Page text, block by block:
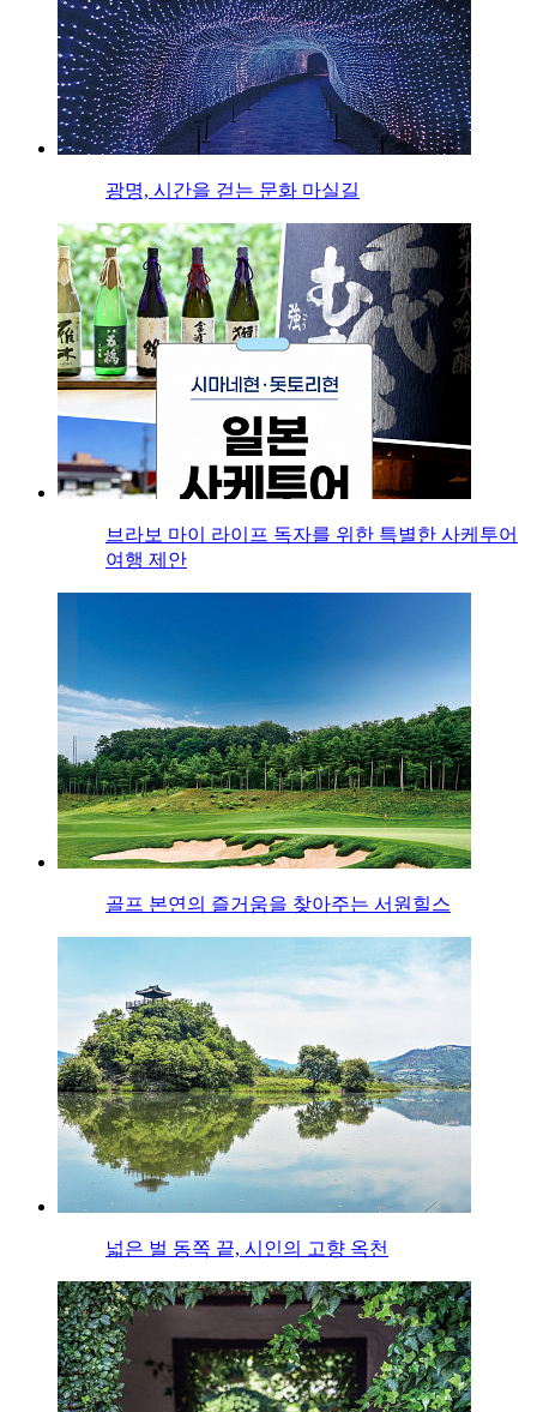
광명, 시간을 걷는 문화 마실길
브라보 마이 라이프 독자를 위한 특별한 사케투어
여행 제안
골프 본연의 즐거움을 찾아주는 서원힐스
넓은 벌 동쪽 끝, 시인의 고향 옥천